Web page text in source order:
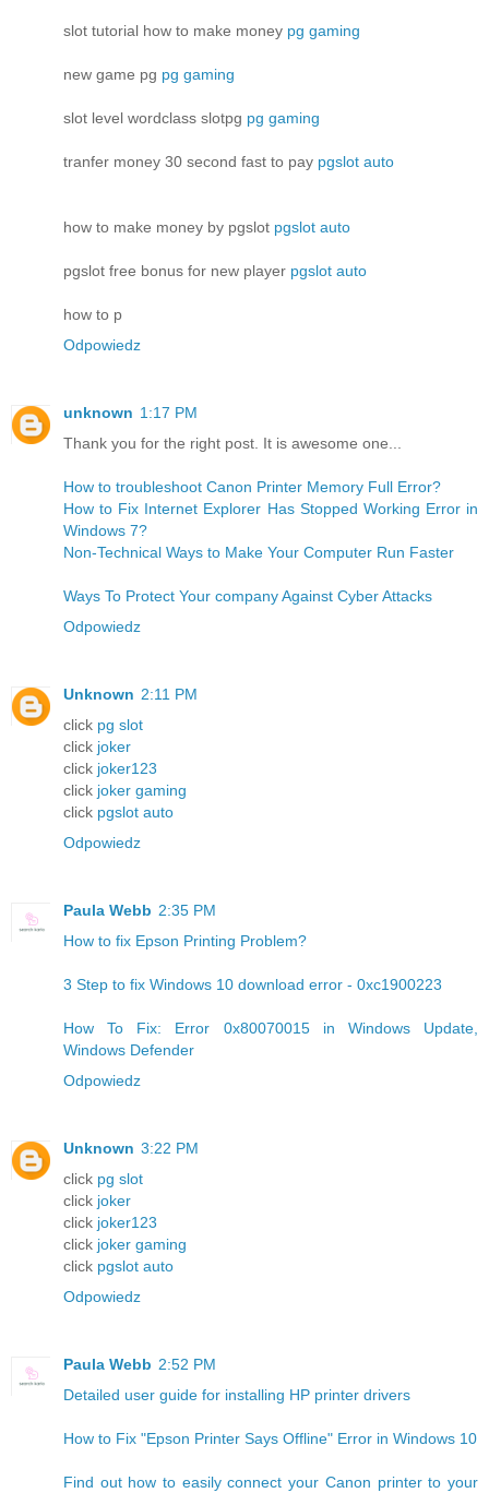
slot tutorial how to make money pg gaming
new game pg pg gaming
slot level wordclass slotpg pg gaming
tranfer money 30 second fast to pay pgslot auto
how to make money by pgslot pgslot auto
pgslot free bonus for new player pgslot auto
how to p
Odpowiedz
unknown 1:17 PM
Thank you for the right post. It is awesome one...
How to troubleshoot Canon Printer Memory Full Error?
How to Fix Internet Explorer Has Stopped Working Error in
Windows 7?
Non-Technical Ways to Make Your Computer Run Faster
Ways To Protect Your company Against Cyber Attacks
Odpowiedz
Unknown 2:11 PM
click pg slot
click joker
click joker123
click joker gaming
click pgslot auto
Odpowiedz
Paula Webb 2:35 PM
How to fix Epson Printing Problem?
3 Step to fix Windows 10 download error - 0xc1900223
How To Fix: Error 0x80070015 in Windows Update,
Windows Defender
Odpowiedz
Unknown 3:22 PM
click pg slot
click joker
click joker123
click joker gaming
click pgslot auto
Odpowiedz
Paula Webb 2:52 PM
Detailed user guide for installing HP printer drivers
How to Fix "Epson Printer Says Offline" Error in Windows 10
Find out how to easily connect your Canon printer to your